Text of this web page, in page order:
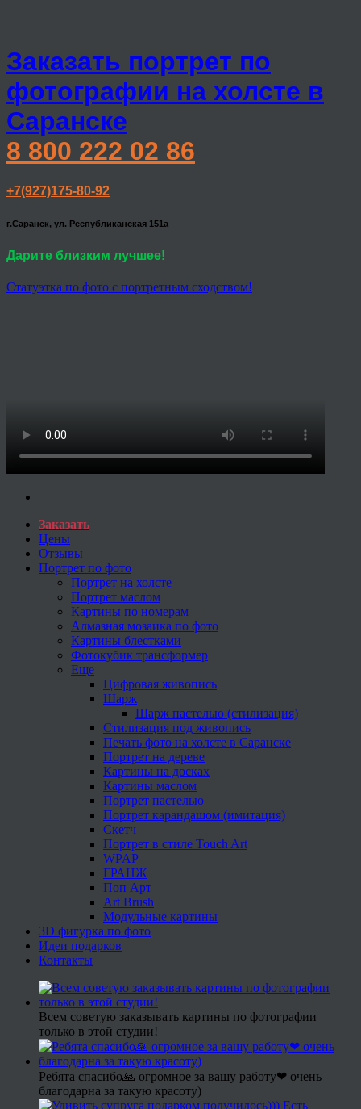
Заказать портрет по
фотографии на холсте в
Саранске
8 800 222 02 86
+7(927)175-80-92
г.Саранск, ул. Республиканская 151а
Дарите близким лучшее!
Статуэтка по фото с портретным сходством!
Заказать
Цены
Отзывы
Портрет по фото
Портрет на холсте
Портрет маслом
Картины по номерам
Алмазная мозаика по фото
Картины блестками
Фотокубик трансформер
Еще
Цифровая живопись
Шарж
Шарж пастелью (стилизация)
Стилизация под живопись
Печать фото на холсте в Саранске
Портрет на дереве
Картины на досках
Картины маслом
Портрет пастелью
Портрет карандашом (имитация)
Скетч
Портрет в стиле Touch Art
WPAP
ГРАНЖ
Поп Арт
Art Brush
Модульные картины
3D фигурка по фото
Идеи подарков
Контакты
Всем советую заказывать картины по фотографии
только в этой студии!
Ребята спасибо🙏 огромное за вашу работу❤ очень
благодарна за такую красоту)